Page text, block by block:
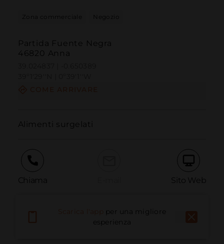
Zona commerciale Negozio
Partida Fuente Negra
46820 Anna
Alimenti surgelati
Chiama Sito Web
Segnala problema
per una migliore
esperienza